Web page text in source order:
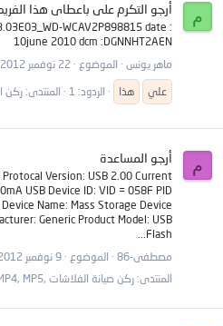
م أرجو التكرم على باعطاى هذا
WCAV2P898815 date :
10june 2010 dcm :DGNNHT2AEN
ماهر يونس
الموضوع 22 نوفمبر 2012
علي
هذا الردود: 1 المنتدى: ركن
م أرجو المساعدة
Version: USB 2.00 Current
USB Device ID: VID = 058F PID
Name: Mass Storage Device
Generic Product Model: USB
Flash...
مصطفى-86
الموضوع 9 نوفمبر 2012
المنتدى: ركن صيانة الفلاشات ,Flash, MP3, MP4, MP5